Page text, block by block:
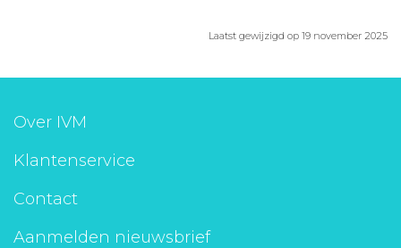
Laatst gewijzigd op 19 november 2025
Over IVM
Klantenservice
Contact
Aanmelden nieuwsbrief